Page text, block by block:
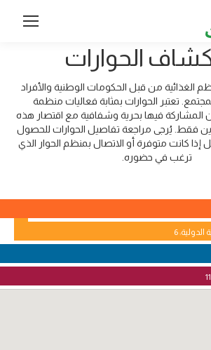
الحوارات
الغذائية من قبل الحكومات الوطنية والأفراد
تعتبر الحوارات بمثابة فعاليات منظمة
المشاركة فيها بحرية وشفافية مع اقتصار هذه
فقط. يُرجى مراجعة تفاصيل الحوارات للحصول
كانت متوفرة أو الاتصال بمنظم الحوار الذي
ترغب في حضوره.
6